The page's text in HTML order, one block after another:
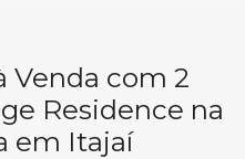
Venda com 2
Residence na
em Itajaí